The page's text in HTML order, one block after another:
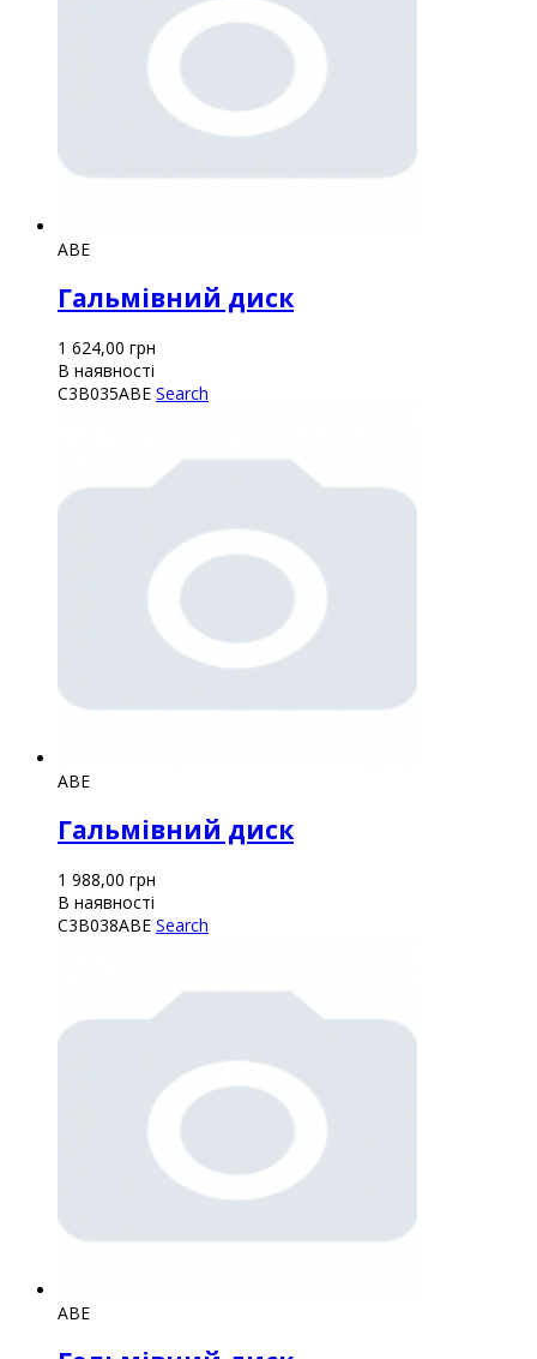
ABE
Гальмівний диск
1 624,00 грн
В наявності
C3B035ABE Search
ABE
Гальмівний диск
1 988,00 грн
В наявності
C3B038ABE Search
ABE